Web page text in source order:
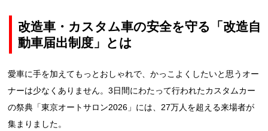
改造車・カスタム車の安全を守る「改造自
動車届出制度」とは
愛車に手を加えてもっとおしゃれで、かっこよくしたいと思うオー
ナーは少なくありません。3日間にわたって行われたカスタムカー
の祭典「東京オートサロン2026」には、27万人を超える来場者が
集まりました。